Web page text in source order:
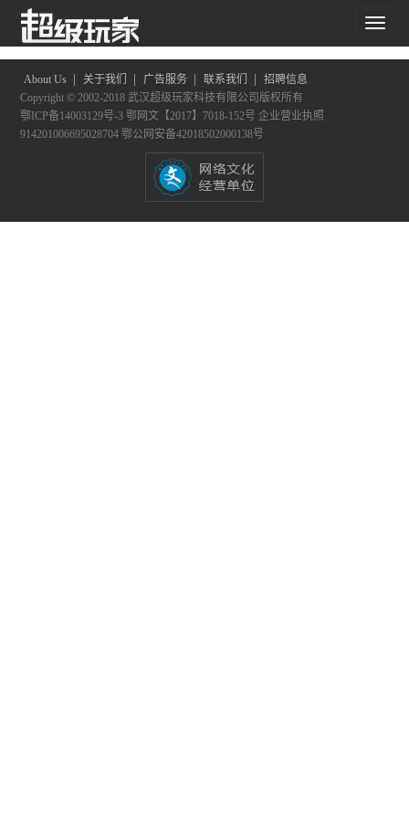
共搜索到 0 个结果
About Us 关于我们 广告服务 联系我们
招聘信息
Copyright © 2002-2018 武汉超级玩家科技有限公司版权所有
鄂ICP备14003129号-3 鄂网文【2017】7018-152号 企业营业执照
914201006695028704 鄂公网安备42018502000138号